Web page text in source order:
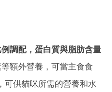
調配，蛋白質與脂肪含量
額外營養，可當主食食
可供貓咪所需的營養和水